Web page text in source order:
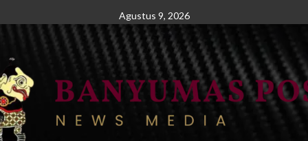
to
Agustus 9, 2026